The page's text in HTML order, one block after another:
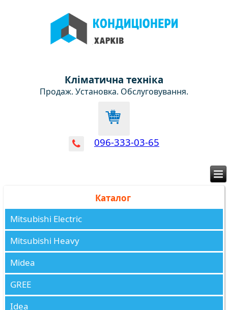
Кліматична техніка
Продаж. Установка. Обслуговування.
096-333-03-65
Каталог
Mitsubishi Electric
Mitsubishi Heavy
Midea
GREE
Idea